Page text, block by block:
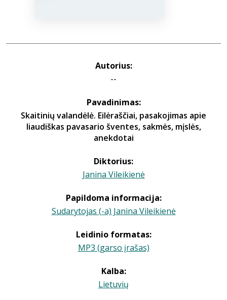
Autorius:
--
Pavadinimas:
Skaitinių valandėlė. Eilėraščiai, pasakojimas apie
liaudiškas pavasario šventes, sakmės, mįslės,
anekdotai
Diktorius:
Janina Vileikienė
Papildoma informacija:
Sudarytojas (-a) Janina Vileikienė
Leidinio formatas:
MP3 (garso įrašas)
Kalba:
Lietuvių